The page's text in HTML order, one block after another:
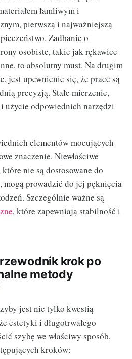
łamliwym i
pierwszą i najważniejszą
Zadbanie o
osobiste, takie jak rękawice
to absolutny must. Na drugim
jest upewnienie się, że prace są
precyzją. Stałe mierzenie,
użycie odpowiednich narzędzi
elementów mocujących
znaczenie. Niewłaściwe
nie są dostosowane do
prowadzić do jej pęknięcia
Szczególnie ważne są
, które zapewniają stabilność i
krok po
metody
jest nie tylko kwestią
estetyki i długotrwałego
szybę we właściwy sposób,
kroków: